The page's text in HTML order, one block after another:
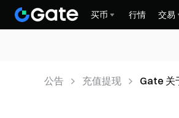
买币 行情 交易
公告 充值提现
Gate 关